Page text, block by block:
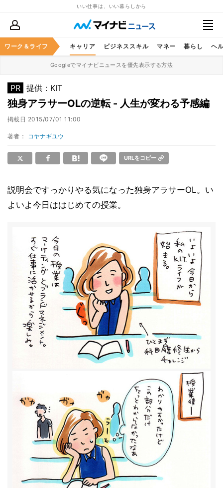
いい仕事は、いい暮らしから
ワーク＆ライフ キャリア ビジネススキル マネー 暮らし ヘ
Googleでマイナビニュースを優先表示する方法
PR 提供：KIT
独身アラサーOLの逆転 - 人生が変わる予感編
掲載日 2015/07/01 11:00
著者： コヤナギユウ
URLをコピー
説明会ですっかりやる気になった独身アラサーOL。い
よいよ今日ははじめての授業。